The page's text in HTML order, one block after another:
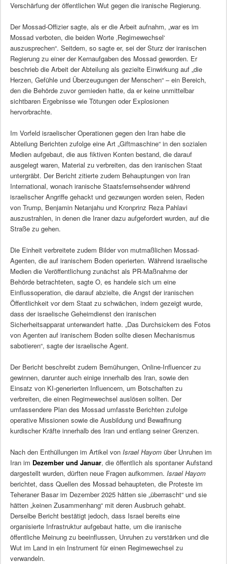
Verschärfung der öffentlichen Wut gegen die iranische Regierung.
Der Mossad-Offizier sagte, als er die Arbeit aufnahm, „war es im
Mossad verboten, die beiden Worte ‚Regimewechsel‘
auszusprechen“. Seitdem, so sagte er, sei der Sturz der iranischen
Regierung zu einer der Kernaufgaben des Mossad geworden. Er
beschrieb die Arbeit der Abteilung als gezielte Einwirkung auf „die
Herzen, Gefühle und Überzeugungen der Menschen“ – ein Bereich,
den die Behörde zuvor gemieden hatte, da er keine unmittelbar
sichtbaren Ergebnisse wie Tötungen oder Explosionen
hervorbrachte.
Im Vorfeld israelischer Operationen gegen den Iran habe die
Abteilung Berichten zufolge eine Art „Giftmaschine“ in den sozialen
Medien aufgebaut, die aus fiktiven Konten bestand, die darauf
ausgelegt waren, Material zu verbreiten, das den iranischen Staat
untergräbt. Der Bericht zitierte zudem Behauptungen von Iran
International, wonach iranische Staatsfernsehsender während
israelischer Angriffe gehackt und gezwungen worden seien, Reden
von Trump, Benjamin Netanjahu und Kronprinz Reza Pahlavi
auszustrahlen, in denen die Iraner dazu aufgefordert wurden, auf die
Straße zu gehen.
Die Einheit verbreitete zudem Bilder von mutmaßlichen Mossad-
Agenten, die auf iranischem Boden operierten. Während israelische
Medien die Veröffentlichung zunächst als PR-Maßnahme der
Behörde betrachteten, sagte O, es handele sich um eine
Einflussoperation, die darauf abzielte, die Angst der iranischen
Öffentlichkeit vor dem Staat zu schwächen, indem gezeigt wurde,
dass der israelische Geheimdienst den iranischen
Sicherheitsapparat unterwandert hatte. „Das Durchsickern des Fotos
von Agenten auf iranischem Boden sollte diesen Mechanismus
sabotieren“, sagte der israelische Agent.
Der Bericht beschreibt zudem Bemühungen, Online-Influencer zu
gewinnen, darunter auch einige innerhalb des Iran, sowie den
Einsatz von KI-generierten Influencern, um Botschaften zu
verbreiten, die einen Regimewechsel auslösen sollten. Der
umfassendere Plan des Mossad umfasste Berichten zufolge
operative Missionen sowie die Ausbildung und Bewaffnung
kurdischer Kräfte innerhalb des Iran und entlang seiner Grenzen.
Nach den Enthüllungen im Artikel von Israel Hayomüber Unruhen im
Iran im Dezember und Januar, die öffentlich als spontaner Aufstand
dargestellt wurden, dürften neue Fragen aufkommen. Israel Hayom
berichtet, dass Quellen des Mossad behaupteten, die Proteste im
Teheraner Basar im Dezember 2025 hätten sie „überrascht“ und sie
hätten „keinen Zusammenhang“ mit deren Ausbruch gehabt.
Derselbe Bericht bestätigt jedoch, dass Israel bereits eine
organisierte Infrastruktur aufgebaut hatte, um die iranische
öffentliche Meinung zu beeinflussen, Unruhen zu verstärken und die
Wut im Land in ein Instrument für einen Regimewechsel zu
verwandeln.